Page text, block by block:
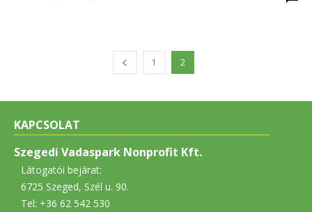
1 2
KAPCSOLAT
Szegedi Vadaspark Nonprofit Kft.
Látogatói bejárat:
6725 Szeged, Szél u. 90.
Tel: +36 62 542 530